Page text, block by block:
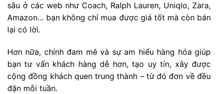
sâu ở các web như Coach, Ralph Lauren, Uniqlo, Zara,
Amazon… bạn không chỉ mua được giá tốt mà còn bán
lại có lời.
Hơn nữa, chính đam mê và sự am hiểu hàng hóa giúp
bạn tư vấn khách hàng dễ hơn, tạo uy tín, xây được
cộng đồng khách quen trung thành – từ đó đơn về đều
đặn mỗi tuần.